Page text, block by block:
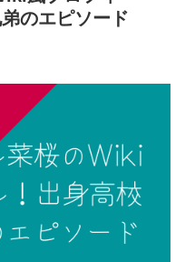
のエピソード